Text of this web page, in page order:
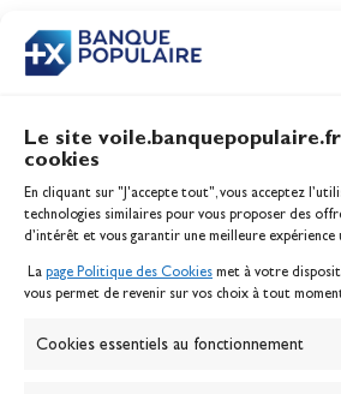
Le site
cookies
En cliquant sur "J'accepte tout", vous acceptez
technologies similaires pour vous proposer des
d’intérêt et vous garantir une meilleure expérience
La page Politique des Cookies met à votre
vous permet de revenir sur vos choix à tout
Cookies essentiels au fonctionnement
CONTENU
Inscription serveur média
Contact
Politique des cookies
Banque de la voile